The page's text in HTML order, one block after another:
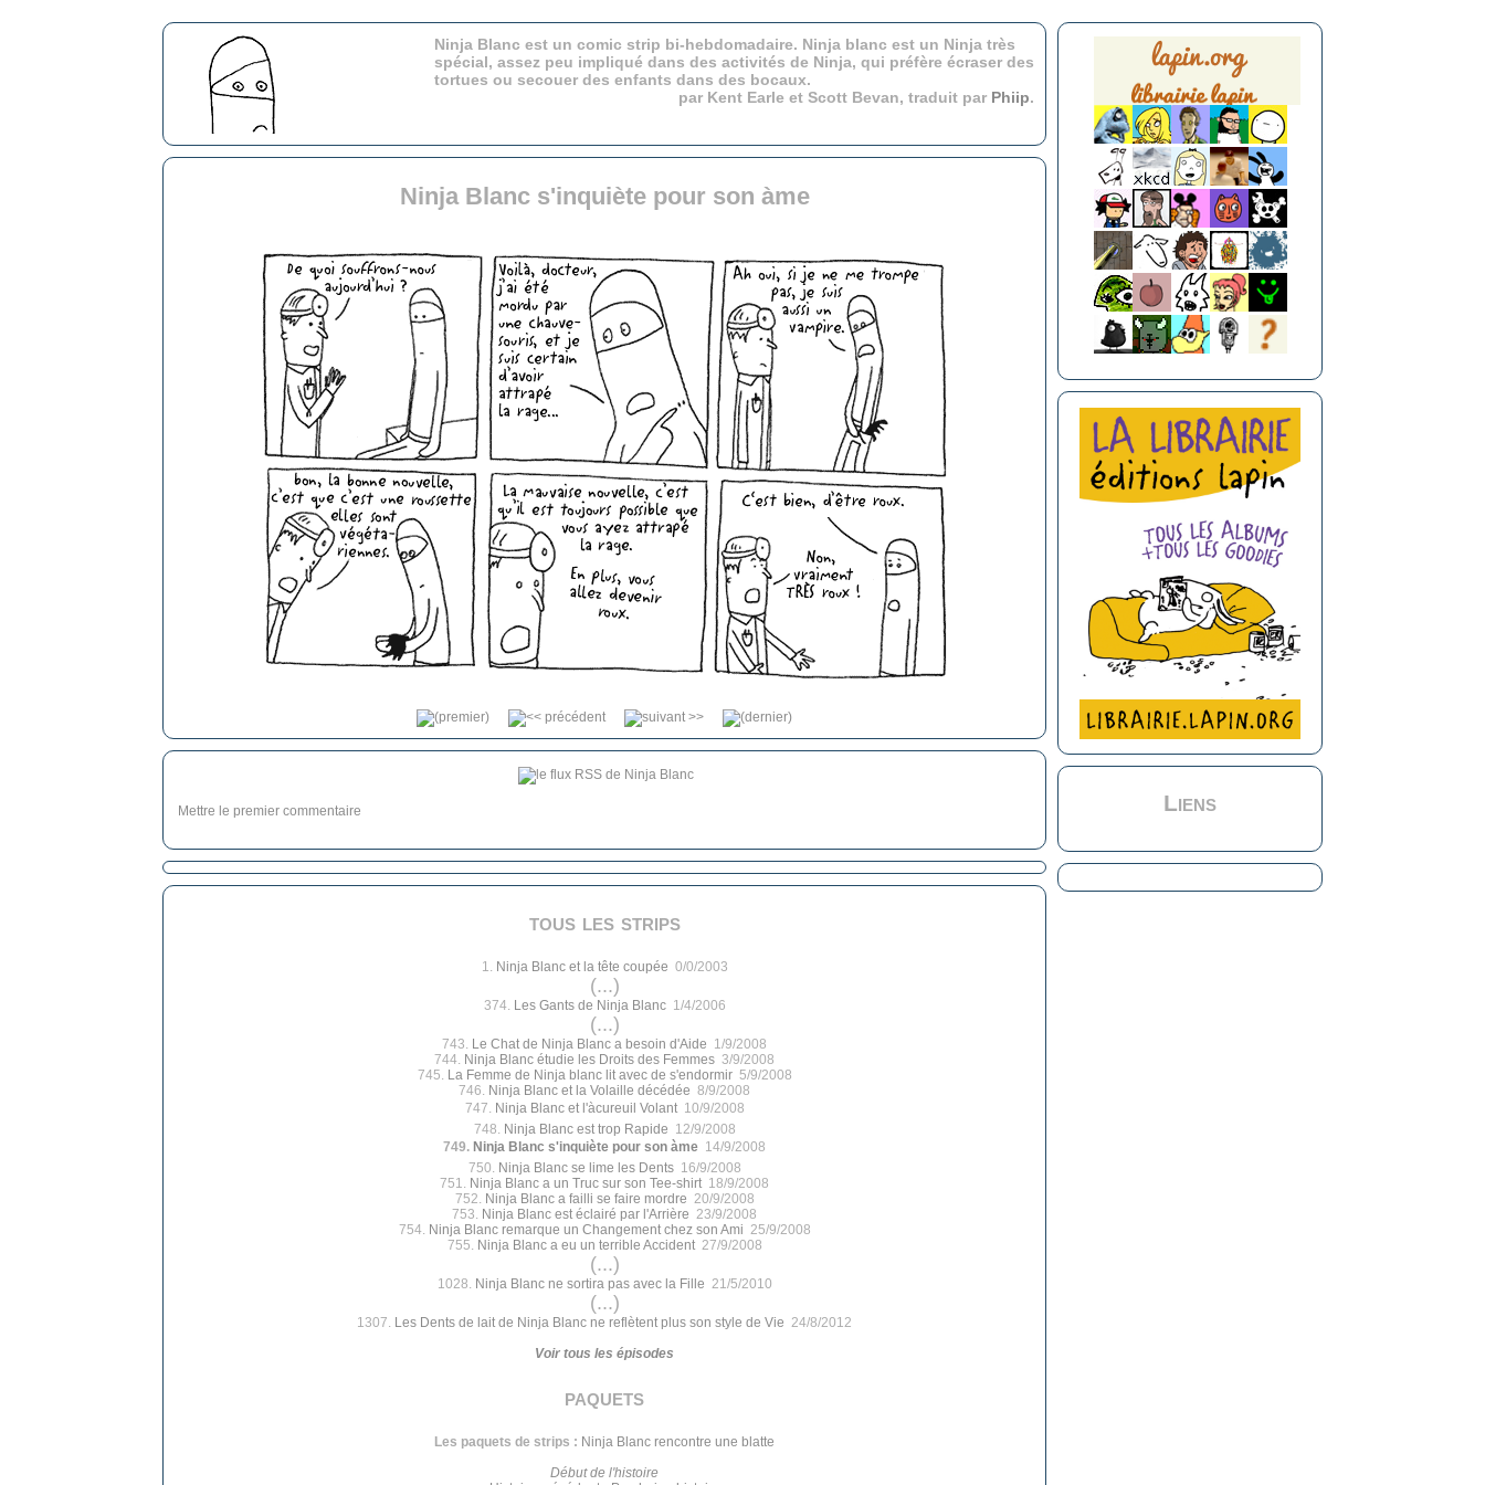
Ninja Blanc est un comic strip bi-hebdomadaire. Ninja blanc est un Ninja très
spécial, assez peu impliqué dans des activités de Ninja, qui préfère écraser des
tortues ou secouer des enfants dans des bocaux.
par Kent Earle et Scott Bevan, traduit par Phiip.
Ninja Blanc s'inquiète pour son àme
Mettre le premier commentaire
tous les strips
1. Ninja Blanc et la tête coupée 0/0/2003
(...)
374. Les Gants de Ninja Blanc1/4/2006
(...)
743. Le Chat de Ninja Blanc a besoin d'Aide 1/9/2008
744. Ninja Blanc étudie les Droits des Femmes 3/9/2008
745. La Femme de Ninja blanc lit avec de s'endormir5/9/2008
746. Ninja Blanc et la Volaille décédée 8/9/2008
747. Ninja Blanc et l'àcureuil Volant10/9/2008
748. Ninja Blanc est trop Rapide 12/9/2008
749. Ninja Blanc s'inquiète pour son àme 14/9/2008
750. Ninja Blanc se lime les Dents16/9/2008
751. Ninja Blanc a un Truc sur son Tee-shirt 18/9/2008
752. Ninja Blanc a failli se faire mordre 20/9/2008
753. Ninja Blanc est éclairé par l'Arrière 23/9/2008
754. Ninja Blanc remarque un Changement chez son Ami 25/9/2008
755. Ninja Blanc a eu un terrible Accident27/9/2008
(...)
1028. Ninja Blanc ne sortira pas avec la Fille 21/5/2010
(...)
1307. Les Dents de lait de Ninja Blanc ne reflètent plus son style de Vie 24/8/2012
Voir tous les épisodes
paquets
Les paquets de strips : Ninja Blanc rencontre une blatte
Début de l'histoire
Liens